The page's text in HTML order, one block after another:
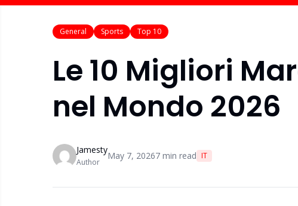
General Sports Top 10
Le 10 Migliori
nel Mondo 2026
Jamesty
Author
May 7, 20267 min read IT